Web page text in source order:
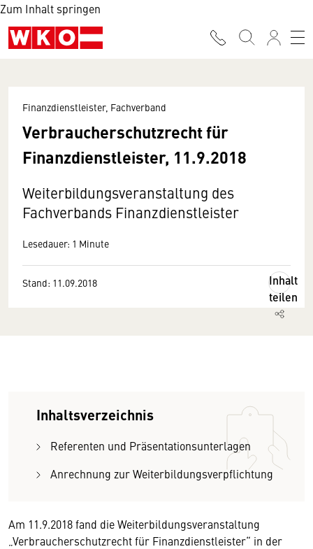
Zum Inhalt springen
Finanzdienstleister, Fachverband
Verbraucherschutzrecht für
Finanzdienstleister, 11.9.2018
Weiterbildungsveranstaltung des
Fachverbands Finanzdienstleister
Lesedauer: 1 Minute
Stand: 11.09.2018
Inhalt
teilen
Inhaltsverzeichnis
Referenten und Präsentationsunterlagen
Anrechnung zur Weiterbildungsverpflichtung
Am 11.9.2018 fand die Weiterbildungsveranstaltung
„Verbraucherschutzrecht für Finanzdienstleister“ in der